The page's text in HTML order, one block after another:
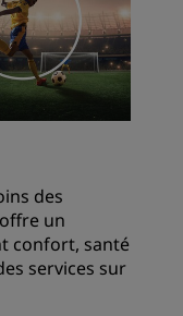
des
un
confort, santé
services sur